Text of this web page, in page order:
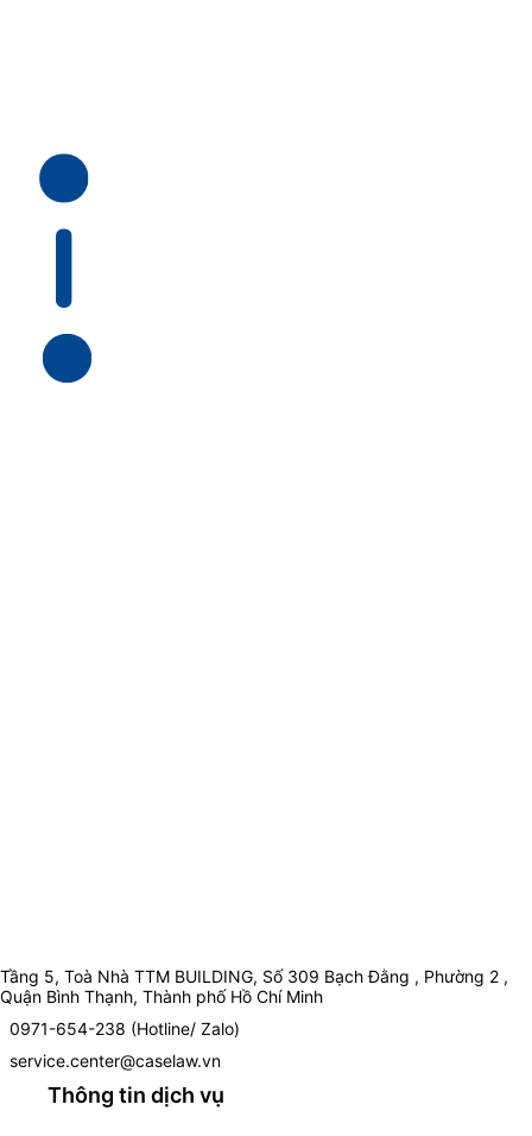
Tầng 5, Toà Nhà TTM BUILDING, Số 309 Bạch Đằng , Phường 2 ,
Quận Bình Thạnh, Thành phố Hồ Chí Minh
0971-654-238 (Hotline/ Zalo)
service.center@caselaw.vn
Thông tin dịch vụ